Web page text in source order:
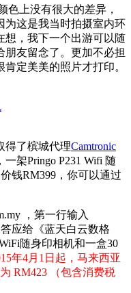
色上没有很大的差异，
为这是我当时拍摄室内环
想，我下一个出游可以随
朋友留念了。更加不必担
定美美的照片才打印。
得了槟城代理Camtronic
架Pringo P231 Wifi 随
钱RM399，你可以通过
，第一行输入
答应给《蓝天白云数格
随身印相机和一盒30
年4月1日起，马来西亚
RM423 （包含消费税